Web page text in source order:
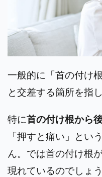
一般的に「首の付け
と交差する箇所を指し
特に首の付け根から
「押すと痛い」とい
ん。では首の付け根
現れているのでしょう